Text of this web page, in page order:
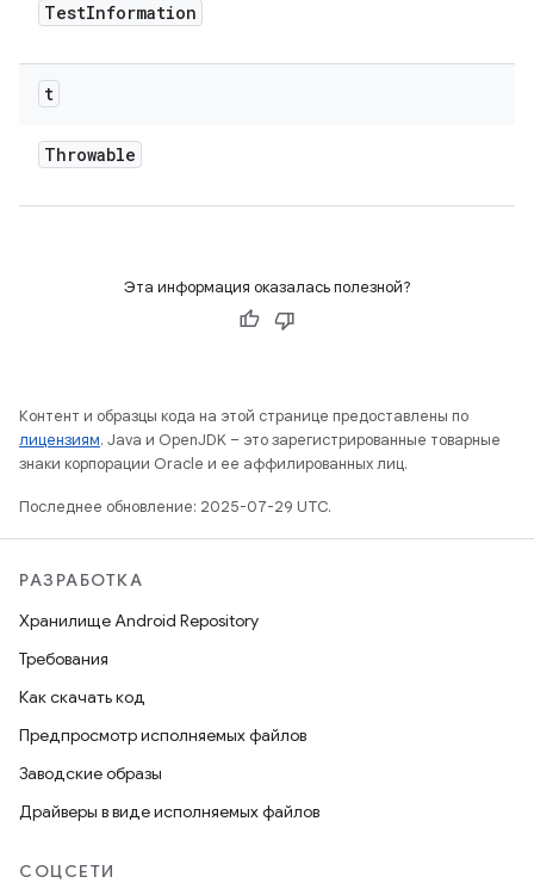
TestInformation
t
Throwable
Эта информация оказалась полезной?
Контент и образцы кода на этой странице предоставлены по
лицензиям. Java и OpenJDK – это зарегистрированные товарные
знаки корпорации Oracle и ее аффилированных лиц.
Последнее обновление: 2025-07-29 UTC.
РАЗРАБОТКА
Хранилище Android Repository
Требования
Как скачать код
Предпросмотр исполняемых файлов
Заводские образы
Драйверы в виде исполняемых файлов
СОЦСЕТИ